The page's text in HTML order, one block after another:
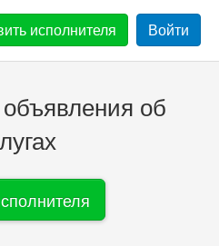
исполнителя Войти
об